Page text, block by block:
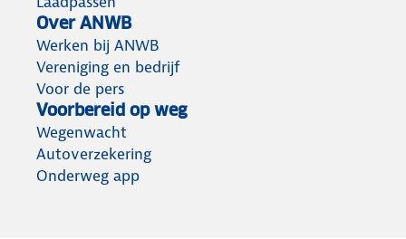
Over ANWB
Werken bij ANWB
Vereniging en bedrijf
Voor de pers
Voorbereid op weg
Wegenwacht
Autoverzekering
Onderweg app